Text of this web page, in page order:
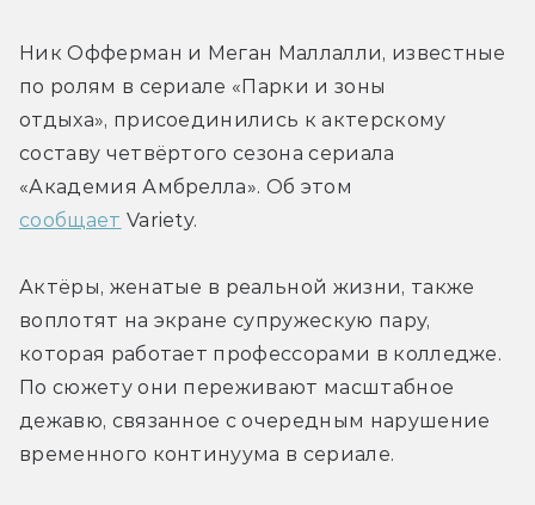
Ник Офферман и Меган Маллалли, известные
по ролям в сериале «Парки и зоны
отдыха», присоединились к актерскому
составу четвёртого сезона сериала
сообщает Variety.
Актёры, женатые в реальной жизни, также
воплотят на экране супружескую пару,
которая работает профессорами в колледже.
По сюжету они переживают масштабное
дежавю, связанное с очередным нарушение
временного континуума в сериале.